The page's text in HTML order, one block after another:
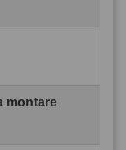
montare